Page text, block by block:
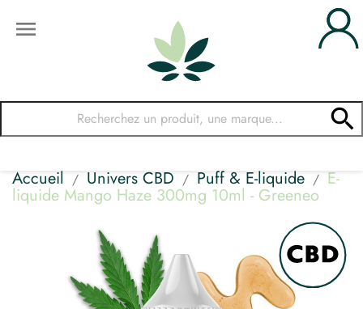


Accueil Univers CBD Puff & E-liquide E-
liquide Mango Haze 300mg 10ml - Greeneo